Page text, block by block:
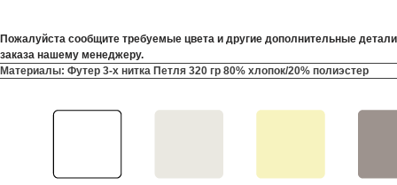
Пожалуйста сообщите требуемые цвета и другие дополнительные детали
заказа нашему менеджеру.
Материалы: Футер 3-х нитка Петля 320 гр 80% хлопок/20% полиэстер